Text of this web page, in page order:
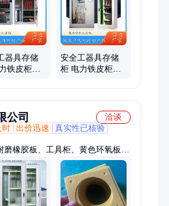
汛挡水板、五点式安全带、反光腰
水板
器具存储
铁皮柜器
安全工器具存储
柜 电力铁皮柜器
公司
洽谈
时 出价迅速
真实性已核验
磨橡胶板、工具柜、黄色环氧板、
防鸟挡板、防鸟封堵箱、防鸟刺、
板、电木板、电缆支架、frp垫块、
缘凳、杆顶绝缘隔板、绝缘操作